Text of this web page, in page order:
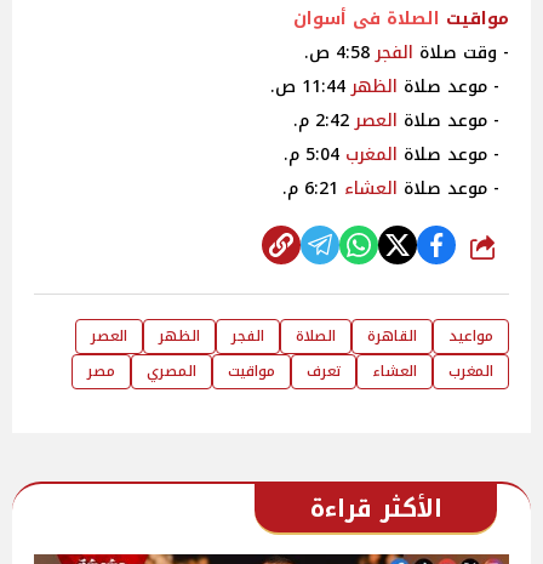
مواقيت الصلاة فى أسوان
- وقت صلاة الفجر4:58 ص.
- موعد صلاة الظهر11:44 ص.
- موعد صلاة العصر2:42 م.
- موعد صلاة المغرب
- موعد صلاة العشاء
شارك
مواعيد القاهرة الصلاة الفجر الظهر
العصر
المغرب
العشاء تعرف مواقيت المصري مصر
الأكثر قراءة